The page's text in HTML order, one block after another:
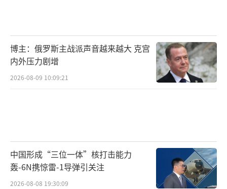
博主：俄罗斯主战派声音越来越大 克宫
内外压力剧增
2026-08-09 10:09:21
中国形成“三位一体”核打击能力
轰-6N携惊雷-1导弹引关注
2026-08-08 19:30:09